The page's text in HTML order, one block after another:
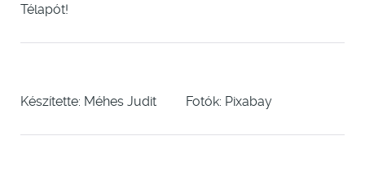
Télapót!
Készítette: Méhes Judit Fotók: Pixabay